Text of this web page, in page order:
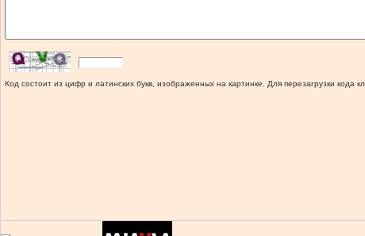
Код состоит из цифр и латинских букв, изображенных на картинке. Для перезагрузки кода